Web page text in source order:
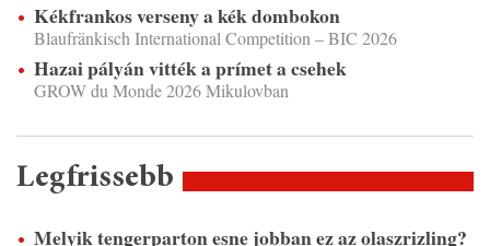
Kékfrankos verseny a kék dombokon
Blaufränkisch International Competition – BIC 2026
Hazai pályán vitték a prímet a csehek
GROW du Monde 2026 Mikulovban
Legfrissebb
Melyik tengerparton esne jobban ez az olaszrizling?